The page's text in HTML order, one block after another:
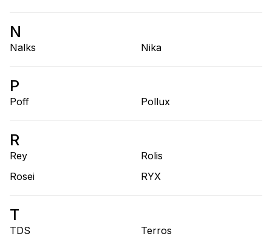
N
Nalks Nika
P
Poff Pollux
R
Rey
Rolis
Rosei
RYX
T
TDS
Terros